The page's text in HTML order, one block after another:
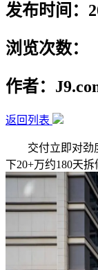
发布时间：
浏览次数：
作者：
返回列表
交付立即对劲度
下20+万约180天拆